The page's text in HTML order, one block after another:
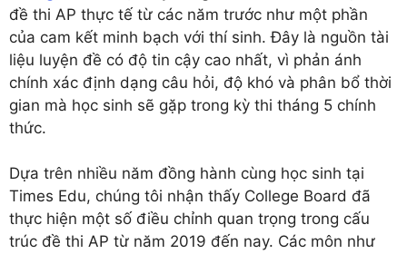
đề thi AP thực tế từ các năm trước như một phần
của cam kết minh bạch với thí sinh. Đây là nguồn tài
liệu luyện đề có độ tin cậy cao nhất, vì phản ánh
chính xác định dạng câu hỏi, độ khó và phân bổ thời
gian mà học sinh sẽ gặp trong kỳ thi tháng 5 chính
thức.
Dựa trên nhiều năm đồng hành cùng học sinh tại
Times Edu, chúng tôi nhận thấy College Board đã
thực hiện một số điều chỉnh quan trọng trong cấu
trúc đề thi AP từ năm 2019 đến nay. Các môn như